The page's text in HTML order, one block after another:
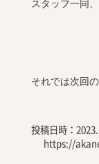
スタッフ一同
それでは次回
投稿日時：
https://